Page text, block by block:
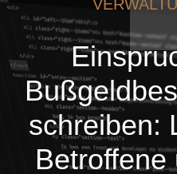
schreiben: